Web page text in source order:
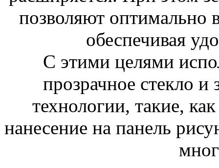
позволяют оптимально
обеспечивая
С этими целями
прозрачное стекло и
технологии, такие,
нанесение на панель